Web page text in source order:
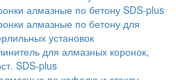
алмазные по бетону SDS-plus
алмазные по бетону для
установок
для алмазных коронок,
SDS-plus